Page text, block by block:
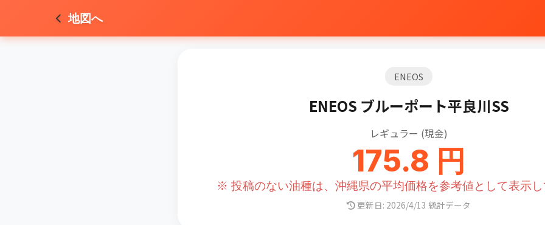
地図へ
ENEOS
ENEOS ブルーポート平良川SS
レギュラー (現金)
175.8 円
※ 投稿のない油種は、沖縄県の平均価格を参考値として表示し
更新日: 2026/4/13 統計データ